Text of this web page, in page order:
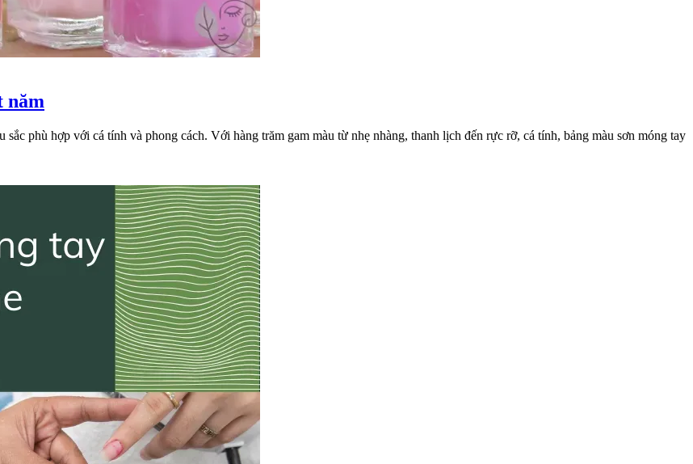
năm
phù hợp với cá tính và phong cách. Với hàng trăm gam màu từ nhẹ nhàng, thanh lịch đến rực rỡ, cá tính, bảng màu sơn móng tay